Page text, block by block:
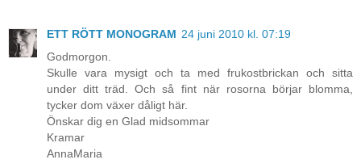
ETT RÖTT MONOGRAM 24 juni 2010 kl. 07:19
Godmorgon.
Skulle vara mysigt och ta med frukostbrickan och sitta
under ditt träd. Och så fint när rosorna börjar blomma,
tycker dom växer dåligt här.
Önskar dig en Glad midsommar
Kramar
AnnaMaria